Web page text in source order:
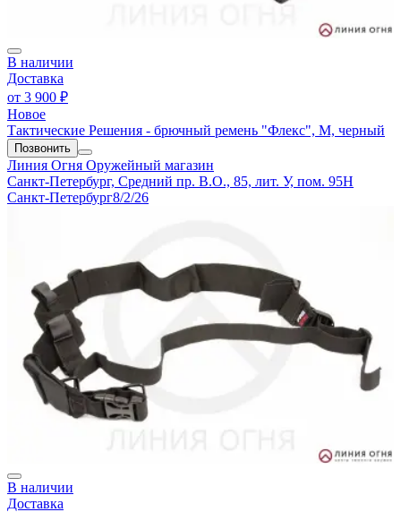
В наличии
Доставка
от 3 900 ₽
Новое
Тактические Решения - брючный ремень "Флекс", М, черный
Позвонить
Линия Огня Оружейный магазин
Санкт-Петербург, Средний пр. В.О., 85, лит. У, пом. 95Н
Санкт-Петербург8/2/26
В наличии
Доставка